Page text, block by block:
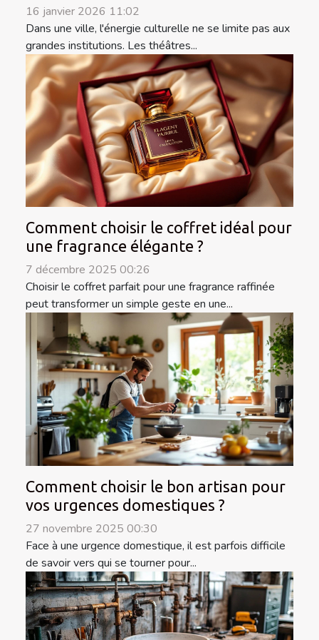
16 janvier 2026 11:02
Dans une ville, l'énergie culturelle ne se limite pas aux
grandes institutions. Les théâtres...
Comment choisir le coffret idéal pour
une fragrance élégante ?
7 décembre 2025 00:26
Choisir le coffret parfait pour une fragrance raffinée
peut transformer un simple geste en une...
Comment choisir le bon artisan pour
vos urgences domestiques ?
27 novembre 2025 00:30
Face à une urgence domestique, il est parfois difficile
de savoir vers qui se tourner pour...